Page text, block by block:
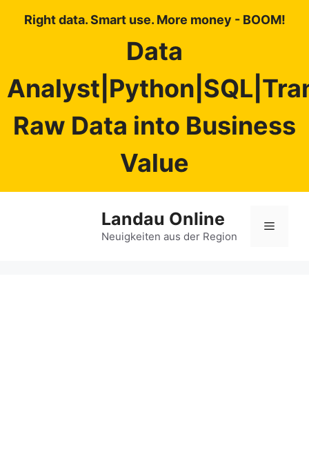
Right data. Smart use. More money - BOOM!
Data
Raw Data into Business
Value
Landau Online
Neuigkeiten aus der Region
Menü